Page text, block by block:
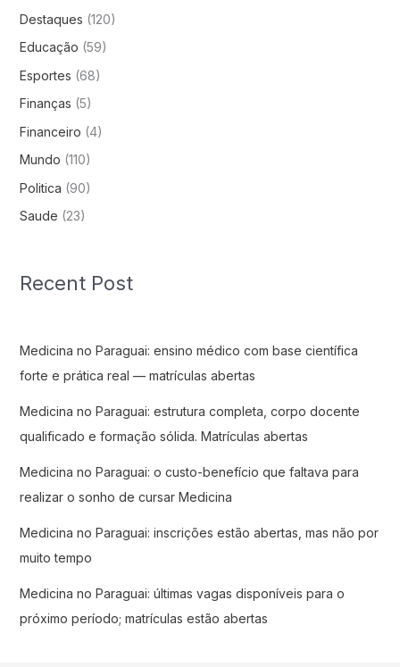
Destaques (120)
Educação (59)
Esportes (68)
Finanças (5)
Financeiro (4)
Mundo (110)
Politica (90)
Saude (23)
Recent Post
Medicina no Paraguai: ensino médico com base científica
forte e prática real — matrículas abertas
Medicina no Paraguai: estrutura completa, corpo docente
qualificado e formação sólida. Matrículas abertas
Medicina no Paraguai: o custo-benefício que faltava para
realizar o sonho de cursar Medicina
Medicina no Paraguai: inscrições estão abertas, mas não por
muito tempo
Medicina no Paraguai: últimas vagas disponíveis para o
próximo período; matrículas estão abertas